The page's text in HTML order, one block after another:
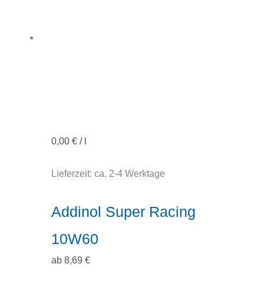
0,00 €/
Lieferzeit: ca. 2-4 Werktage
Addinol Super Racing
10W60
ab 8,69 €